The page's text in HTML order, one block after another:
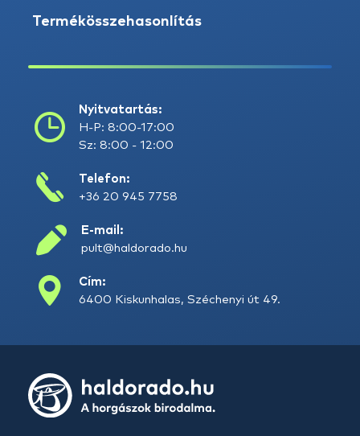
Termékösszehasonlítás
Nyitvatartás:
H-P: 8:00-17:00
Sz: 8:00 - 12:00
Telefon:
+36 20 945 7758
E-mail:
pult@haldorado.hu
Cím:
6400 Kiskunhalas, Széchenyi út 49.